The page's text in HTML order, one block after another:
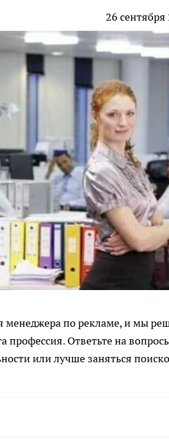
26 сентября
менеджера по рекламе, и мы
профессия. Ответьте на
или лучше заняться